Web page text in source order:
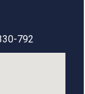
792